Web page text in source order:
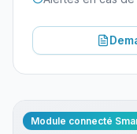
Module connecté